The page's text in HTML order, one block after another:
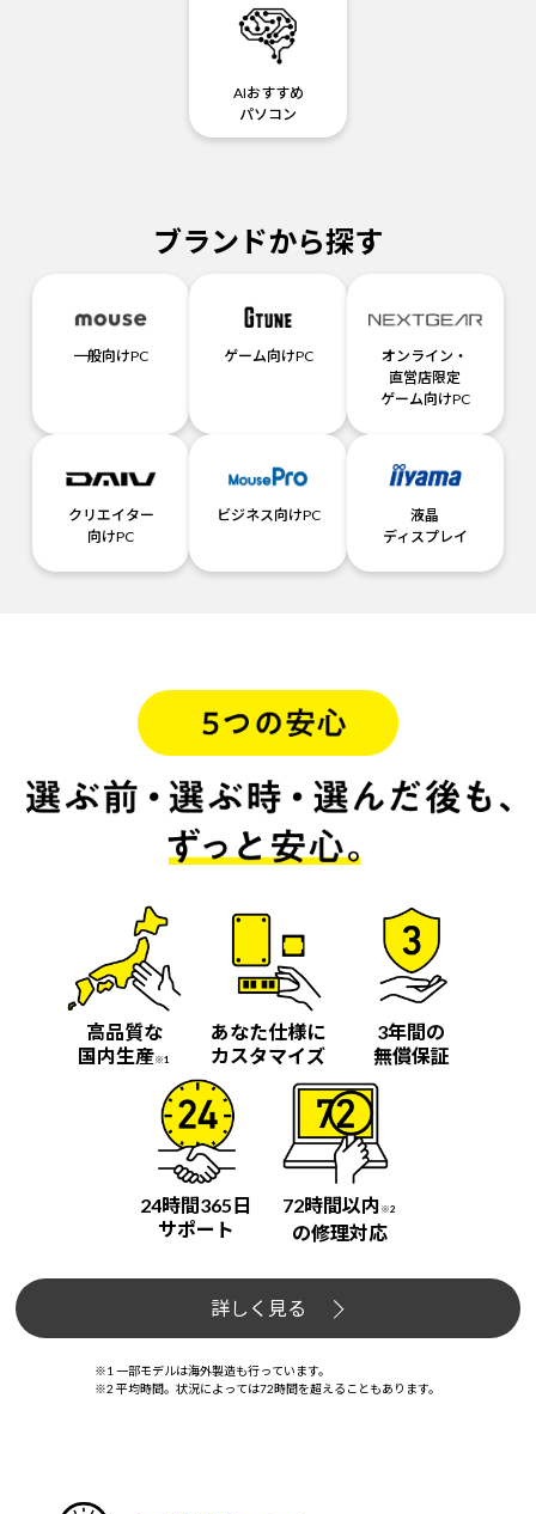
AIおすすめ
パソコン
ブランドから探す
一般向けPC ゲーム向けPC
オンライン・
直営店限定
ゲーム向けPC
クリエイター
向けPC
ビジネス向けPC
液晶
ディスプレイ
高品質な
国内生産※1
あなた仕様に
カスタマイズ
3年間の
無償保証
24時間365日
サポート
72時間以内 ※2
の修理対応
詳しく見る
※1 一部モデルは海外製造も行っています。
※2 平均時間。状況によっては72時間を超えることもあります。